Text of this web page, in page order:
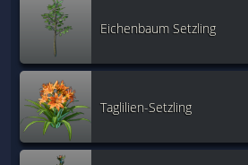
Eichenbaum Setzling
Taglilien-Setzling